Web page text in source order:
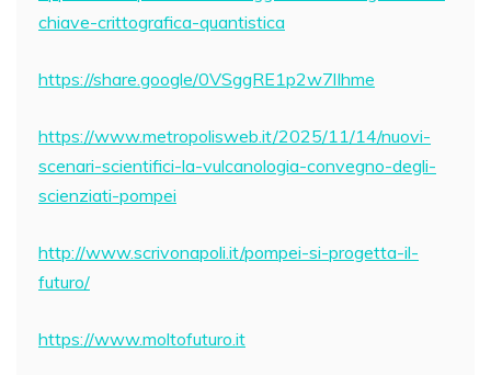
chiave-crittografica-quantistica
https://share.google/0VSggRE1p2w7lIhme
https://www.metropolisweb.it/2025/11/14/nuovi-
scenari-scientifici-la-vulcanologia-convegno-degli-
scienziati-pompei
http://www.scrivonapoli.it/pompei-si-progetta-il-
futuro/
https://www.moltofuturo.it